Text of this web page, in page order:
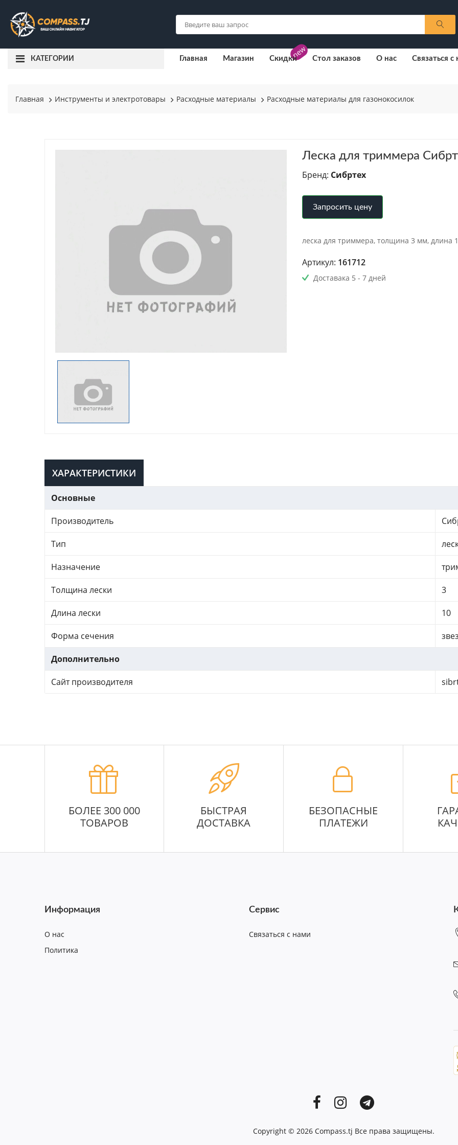
КАТЕГОРИИ Главная Магазин new
Скидки Стол заказов О нас Связаться с
Главная Инструменты и электротовары Расходные материалы Расходные материалы для газонокосилок
Леска для триммера
Бренд: Сибртех
Запросить цену
леска для триммера, толщина 3 мм, длина
Артикул: 161712
Доставака 5 - 7 дней
ХАРАКТЕРИСТИКИ
Основные
Производитель
Тип
Назначение
Толщина лески 3
Длина лески 10
Форма сечения
Дополнительно
Сайт производителя
БОЛЕЕ 300 000
ТОВАРОВ
БЫСТРАЯ
ДОСТАВКА
БЕЗОПАСНЫЕ
ПЛАТЕЖИ
Информация
О нас
Политика
Сервис
Связаться с нами
Copyright © 2026 Compass.tj Все права защищены.